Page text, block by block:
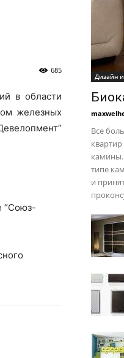
685
в области
железных
“Союз-
Дизайн
Все
камины.
типе
и